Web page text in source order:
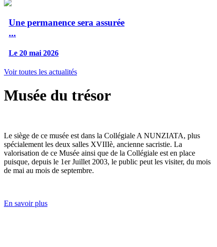
Une permanence sera assurée
...
Le 20 mai 2026
Voir toutes les actualités
Musée du trésor
Le siège de ce musée est dans la Collégiale A NUNZIATA, plus
spécialement les deux salles XVIIIè, ancienne sacristie. La
valorisation de ce Musée ainsi que de la Collégiale est en place
puisque, depuis le 1er Juillet 2003, le public peut les visiter, du mois
de mai au mois de septembre.
En savoir plus